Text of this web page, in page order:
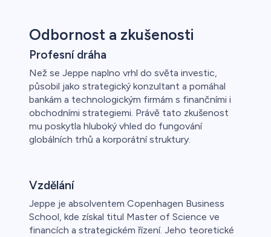
Odbornost a zkušenosti
Profesní dráha
Než se Jeppe naplno vrhl do světa investic,
působil jako strategický konzultant a pomáhal
bankám a technologickým firmám s finančními i
obchodními strategiemi. Právě tato zkušenost
mu poskytla hluboký vhled do fungování
globálních trhů a korporátní struktury.
Vzdělání
Jeppe je absolventem Copenhagen Business
School, kde získal titul Master of Science ve
financích a strategickém řízení. Jeho teoretické